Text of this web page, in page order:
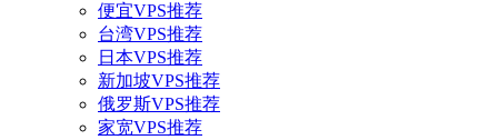
便宜VPS推荐
台湾VPS推荐
日本VPS推荐
新加坡VPS推荐
俄罗斯VPS推荐
家宽VPS推荐